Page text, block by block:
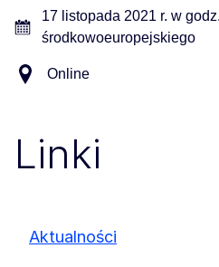
17 listopada 2021 r. w
środkowoeuropejskiego
Online
Linki
Aktualności